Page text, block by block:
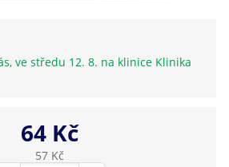
ve středu 12. 8. na klinice Klinika
64 Kč
57 Kč